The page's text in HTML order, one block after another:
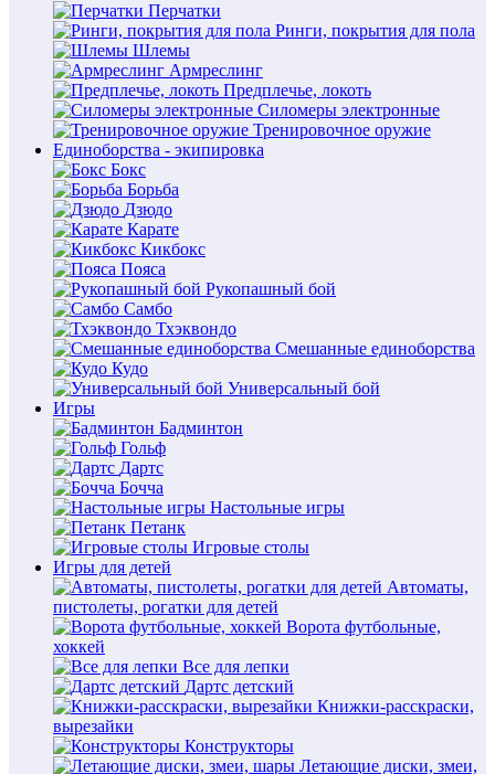
Перчатки
Ринги, покрытия для пола
Шлемы
Армреслинг
Предплечье, локоть
Силомеры электронные
Тренировочное оружие
Единоборства - экипировка
Бокс
Борьба
Дзюдо
Карате
Кикбокс
Пояса
Рукопашный бой
Самбо
Тхэквондо
Смешанные единоборства
Кудо
Универсальный бой
Игры
Бадминтон
Гольф
Дартс
Бочча
Настольные игры
Петанк
Игровые столы
Игры для детей
Автоматы,
пистолеты, рогатки для детей
Ворота футбольные,
хоккей
Все для лепки
Дартс детский
Книжки-расскраски,
вырезайки
Конструкторы
Летающие диски, змеи,